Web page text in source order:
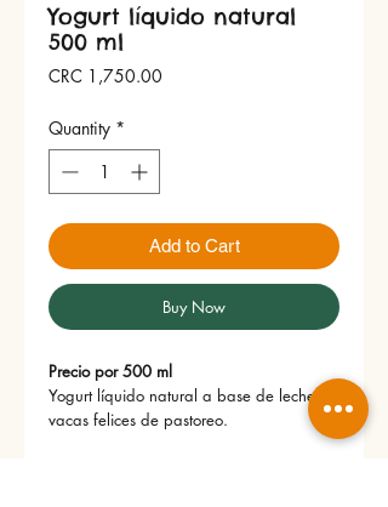
Yogurt líquido natural
500 ml
CRC 1,750.00
Quantity *
Add to Cart
Buy Now
Precio por 500 ml
Yogurt líquido natural a base de leche de
vacas felices de pastoreo.